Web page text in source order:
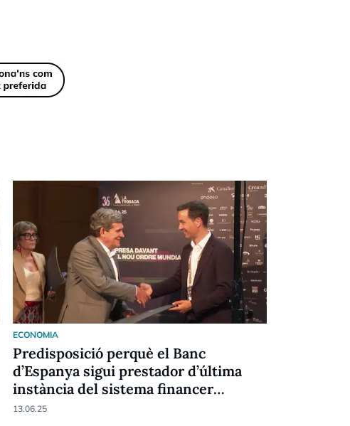
ECONOMIA
Predisposició perquè el Banc
d’Espanya sigui prestador d’última
instància del sistema financer
andorrà
13.06.25